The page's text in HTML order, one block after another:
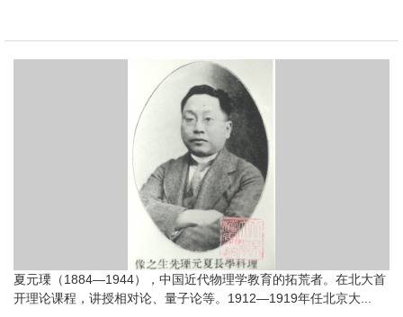
夏元瑮（1884—1944），中国近代物理学教育的拓荒者。在北大首
开理论课程，讲授相对论、量子论等。1912—1919年任北京大...